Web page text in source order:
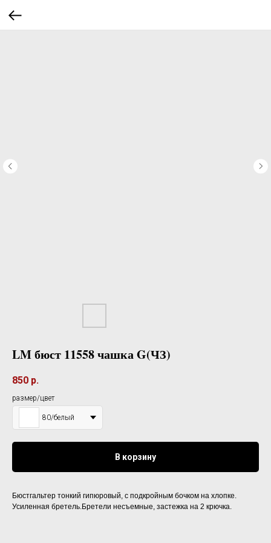
LM бюст 11558 чашка G(ЧЗ)
850 р.
размер/цвет
80/белый
В корзину
Бюстгальтер тонкий гипюровый, с подкройным бочком на хлопке.
Усиленная бретель.Бретели несъемные, застежка на 2 крючка.